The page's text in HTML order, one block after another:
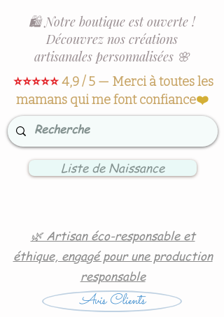
🛍️ Notre boutique est ouverte !
Découvrez nos créations
artisanales personnalisées 🌸
⭐⭐⭐⭐⭐4,9 / 5 — Merci à toutes les
mamans qui me font confiance❤️
Liste de Naissance
🌿 Artisan éco-responsable et
éthique, engagé pour une production
responsable
Avis Clients